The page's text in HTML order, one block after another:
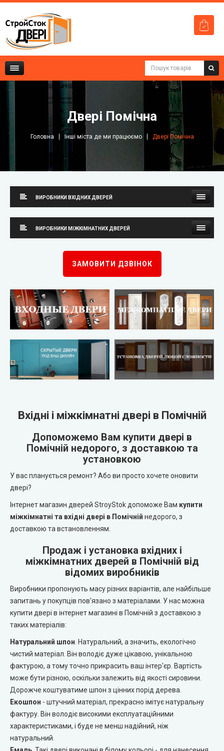
Двері Помічна
Головна Інші міста де ми працюємо Двері Помічна
ВИРОБНИКИ ВХІДНИХ ДВЕРЕЙ
Стильні двері
Arma (Арма)
STRAJ (Страж)
Qdoors (Кью Дорс)
FORT (Форт)
REDFORT (Редфорт)
Abwehr (Абвер)
Міністерство Дверей
Bulat (Булат)
BEREZ (Берез)
MAGDA (Магда)
ARTIZ (Артиз)
ВИРОБНИКИ МІЖКІМНАТНИХ ДВЕРЕЙ
Neman (Неман)
New Style (Новий Стиль)
Оміс
KORFAD (Корфад)
Korfad Express (Корфад Експрес)
Korfad Excellence (фарба)
Papa Carlo (Папа Карло)
Leador Express (Леадор Експрес)
Leador Gloss
Екодверка (з масиву сосни)
Статус (Status Doors)
Estet Doors (Естет Дорс)
Стильні Двері
StilDoors (СтілДорс)
Двері прихованого монтажу
DOORIS (Доріс)
BRAMA (Брама)
ЗАМОВИТИ ДЗВІНОК
Вхідні і міжкімнатні двері в Помічній
Допоможемо Вам купити двері в
Помічній недорого, з доставкою та
установкою
У вас планується ремонт? Або ви просто хочете оновити
двері?
Інтернет магазин дверей StroyStok допоможе Вам купити
міжкімнатні та вхідні двері в Помічній недорого, з
доставкою та встановленням.
Продаж і установка вхідних і
міжкімнатних дверей в Помічній від
відомих виробників
Виробники пропонують масу різних варіантів, але найбільше
запитань у покупців пов'язано з матеріалами. У нас можна
купити двері в інтернет магазині в Помічній з доставкою з
таких матеріалів:
Натуральний шпон . Натуральний, а значить, екологічно
чистий матеріал. Він володіє дуже цікавою, унікальною
фактурою, а тому точно прикрасить ваш інтер'єр. Вартість
може бути різною, оскільки залежить від якості сировини.
Дорожче коштуватиме шпон з цінних порід дерева.
Екошпон - штучний матеріал, прекрасно імітує натуральну
фактуру. Він володіє високими експлуатаційними
характеристиками, і буде не менш надійний, ніж
натуральний.